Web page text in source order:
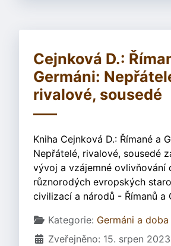
Cejnková D.:
Germáni:
rivalové, sousedé
Kniha Cejnková D.: Římané a
Nepřátelé, rivalové, sousedé
vývoj a vzájemné ovlivňování
různorodých evropských
civilizací a národů - Římanů a
Základní údaje
Kategorie: Germáni a
Zveřejněno: 15. srpen 2023